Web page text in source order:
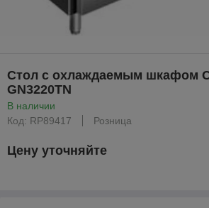
Стол с охлаждаемым шкафом
GN3220TN
В наличии
Код: RP89417
Розница
Цену уточняйте